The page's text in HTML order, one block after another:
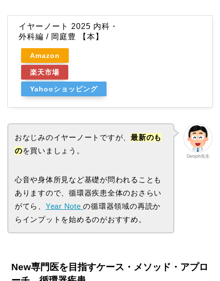
イヤーノート 2025 内科・
外科編 / 岡庭豊 【本】
Amazon
楽天市場
Yahooショッピング
Genjoh先生
おなじみのイヤーノートですが、最新のも
のを買いましょう。
心音や身体所見など基礎が問われることも
ありますので、循環器疾患全体のおさらい
がてら、 Year Noteの循環器領域の再読か
らインプットを始めるのがおすすめ。
New専門医を目指すケース・メソッド・アプロ